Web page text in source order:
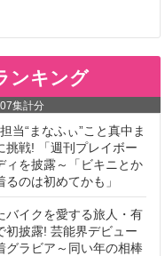
ンキング
集計分
当“まなふぃ”こと真中ま
挑戦! 「週刊プレイボー
ィを披露～「ビキニとか
のは初めてかも」
バイクを愛する旅人・有
初披露! 芸能界デビュー
グラビア～同い年の相棒